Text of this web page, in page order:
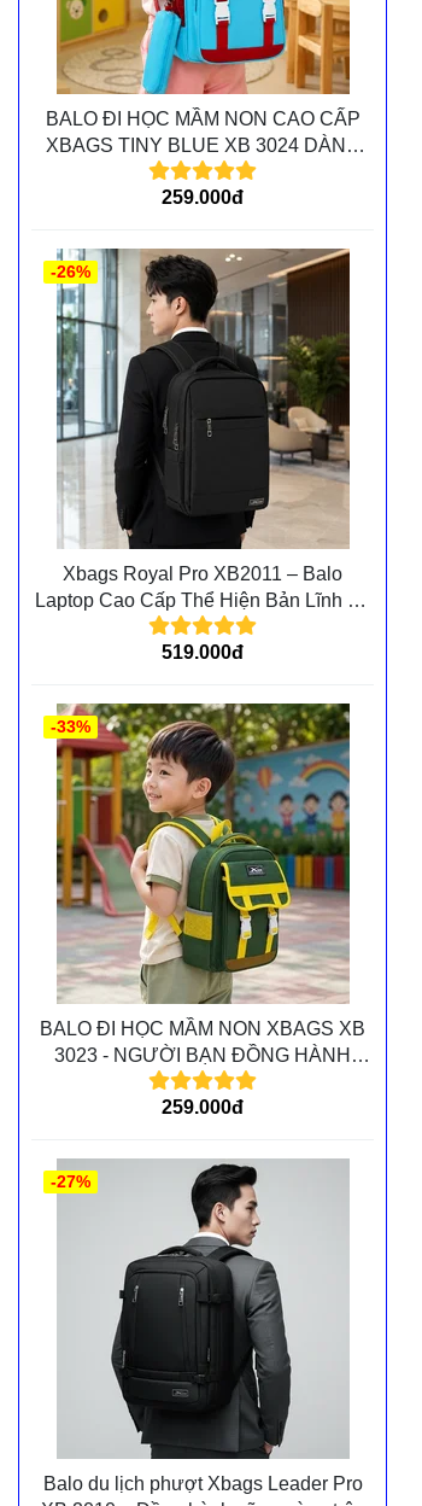
BALO ĐI HỌC MẦM NON CAO CẤP
XBAGS TINY BLUE XB 3024 DÀNH
CHO CÁC BÉ MẦM NON
259.000đ
Xbags Royal Pro XB2011 – Balo
Laptop Cao Cấp Thể Hiện Bản Lĩnh Và
Đẳng Cấp Cá Nhân
519.000đ
-26%
BALO ĐI HỌC MẦM NON XBAGS XB
3023 - NGƯỜI BẠN ĐỒNG HÀNH
CÙNG CÁC BÉ TRÊN MỌI CHẶNG
ĐƯỜNG
259.000đ
-33%
Balo du lịch phượt Xbags Leader Pro
-27%